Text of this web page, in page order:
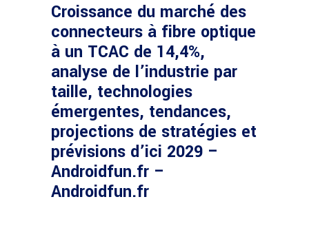
Croissance du marché des
connecteurs à fibre optique
à un TCAC de 14,4%,
analyse de l’industrie par
taille, technologies
émergentes, tendances,
projections de stratégies et
prévisions d’ici 2029 –
Androidfun.fr –
Androidfun.fr